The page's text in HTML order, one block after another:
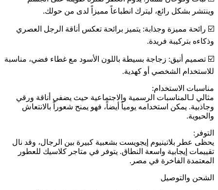
وينتشر بشكل رائع، ليترك انطباعاً مميزاً لدى من حولك.
☑️ رائحة مميزة وجذابة: يتميز برائحة تعكس أناقة الرجل العصري
وذكاءه بتركيبة فريدة.
☑️ تصميم أنيق: زجاجة بسيطة باللون الأسود مع غطاء فضي، مناسبة
للاستخدام الشخصي أو كهدية.
مناسبات الاستخدام:
مثالي لـالمناسبات الرسمية والاجتماعية حيث يضفي أناقة ورقي
وجاذبية. يمكن استخدامه يومياً أيضاً، فهو يمنح شعوراً بالانتعاش
والحيوية.
التوفر:
يحظى عطر بلاتينيوم إيجويست بشعبية كبيرة بين الرجال، وقد نال
تقييمات إيجابية واسعة النطاق. يتوفر في متاجر كلاسيك للعطور
المعتمدة الفاخرة في مصر.
الشحن والتوصيل